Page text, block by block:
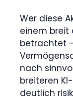
Wer diese
einem breit
betrachtet
nach
breiteren
deutlich